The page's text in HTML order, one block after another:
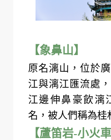
【象鼻山】
原名漓山，位於
江與漓江匯流處
江邊伸鼻豪飲漓
名，被人們稱為桂
【蘆笛岩-小火車